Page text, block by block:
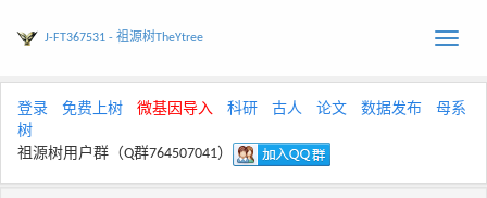
Toggle
J-FT367531 - 祖源树TheYtree
登录 免费上树 微基因导入 科研 古人 论文 数据发布
母系
树
祖源树用户群（Q群764507041）